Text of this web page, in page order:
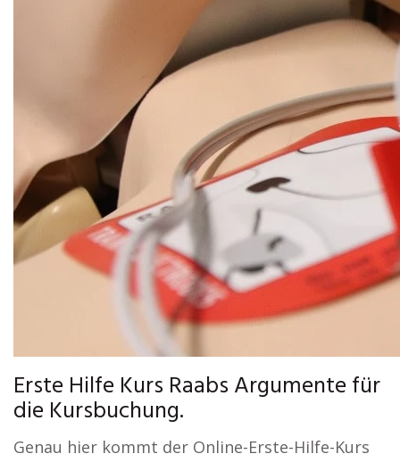
Erste Hilfe Kurs Raabs Argumente für
die Kursbuchung.
Genau hier kommt der Online-Erste-Hilfe-Kurs